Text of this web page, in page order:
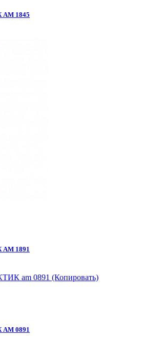
1845
1891
0891